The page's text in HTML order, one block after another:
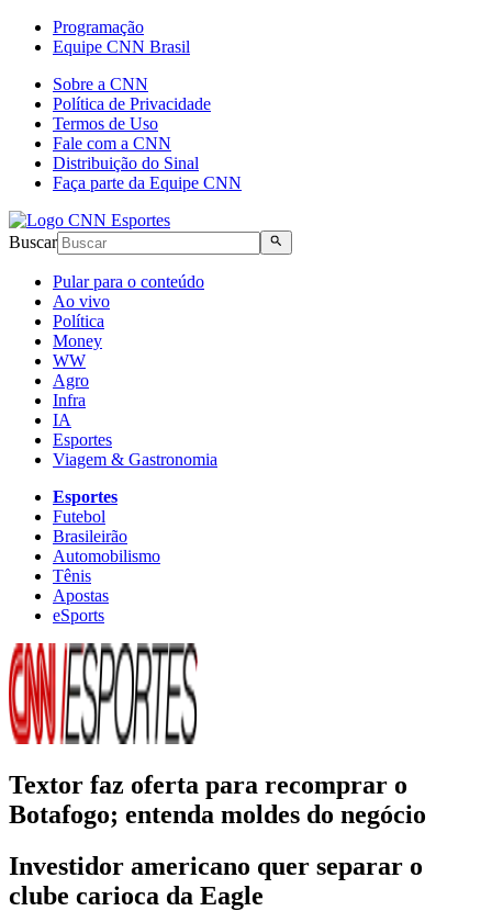
Programação
Equipe CNN Brasil
Sobre a CNN
Política de Privacidade
Termos de Uso
Fale com a CNN
Distribuição do Sinal
Faça parte da Equipe CNN
Buscar
Pular para o conteúdo
Ao vivo
Política
Money
WW
Agro
Infra
IA
Esportes
Viagem & Gastronomia
Esportes
Futebol
Brasileirão
Automobilismo
Tênis
Apostas
eSports
Textor faz oferta para recomprar o
Botafogo; entenda moldes do negócio
Investidor americano quer separar o
clube carioca da Eagle